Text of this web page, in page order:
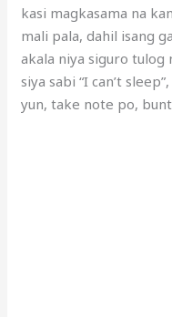
kasi magkasama na
mali pala, dahil isang
akala niya siguro
siya sabi “I can’t
yun, take note po,